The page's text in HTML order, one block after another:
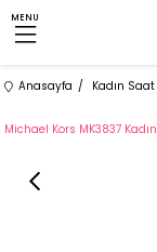
MENU
Anasayfa Kadın Saat
Michael Kors MK3837